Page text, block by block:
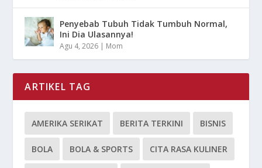
Penyebab Tubuh Tidak Tumbuh Normal,
Ini Dia Ulasannya!
Agu 4, 2026 | Mom
ARTIKEL TAG
AMERIKA SERIKAT BERITA TERKINI BISNIS
BOLA BOLA & SPORTS CITA RASA KULINER